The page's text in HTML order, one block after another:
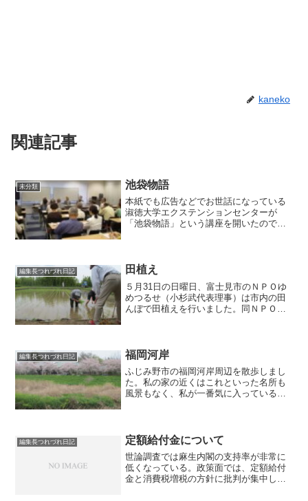
kaneko
関連記事
未分類 池袋物語
本紙でも広告などでお世話になっている
淑徳大学エクステンションセンターが
「池袋物語」という講座を開いたので、
１回は「根津山と池袋界隈」...
編集長つれづれ日記 田植え
５月31日の日曜日、富士見市のＮＰＯゆ
めつるせ（小杉武代表理事）は市内の田
んぼで田植えを行いました。同ＮＰＯで
でかなわなくなりました...
編集長つれづれ日記 福岡河岸
ふじみ野市の福岡河岸周辺を散歩しまし
た。私の家の近くはこれといった名所も
風景もなく、私が一番気に入っている場
は当時に近い自然が残って...
編集長つれづれ日記 定額給付金について
世論調査では麻生内閣の支持率が非常に
低くなっている。政策面では、定額給付
金と消費税増税の方針に批判が集中して